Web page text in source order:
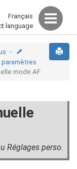
Français
language
A
mode AF
Réglages perso.